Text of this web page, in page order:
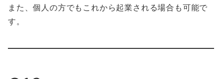
また、個人の方でもこれから起業される場合も可能で
す。